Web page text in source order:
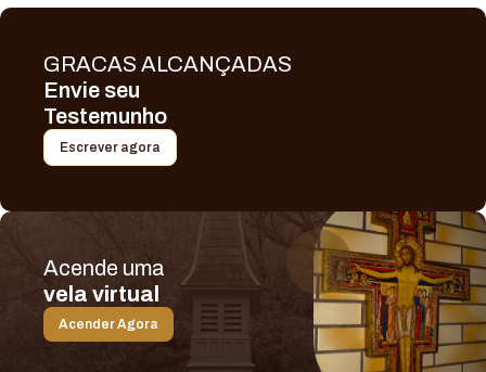
GRACAS ALCANÇADAS
Envie seu
Testemunho
Escrever agora
Acende uma
vela virtual
Acender Agora